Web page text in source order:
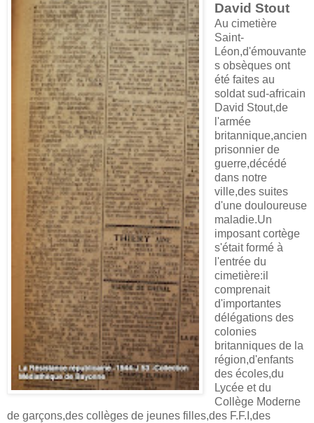
David Stout
Au cimetière
Saint-
Léon,d'émouvante
s obsèques ont
été faites au
soldat sud-africain
David Stout,de
l'armée
britannique,ancien
prisonnier de
guerre,décédé
dans notre
ville,des suites
d'une douloureuse
maladie.Un
imposant cortège
s'était formé à
l'entrée du
cimetière:il
comprenait
d'importantes
délégations des
colonies
britanniques de la
région,d'enfants
des écoles,du
Lycée et du
Collège Moderne
de garçons,des collèges de jeunes filles,des F.F.I,des